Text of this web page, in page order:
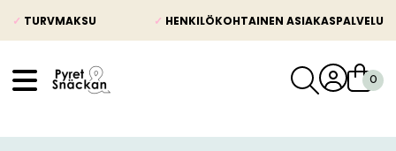
✓ TURVMAKSU ✓ HENKILÖKOHTAINEN ASIAKASPALVELU